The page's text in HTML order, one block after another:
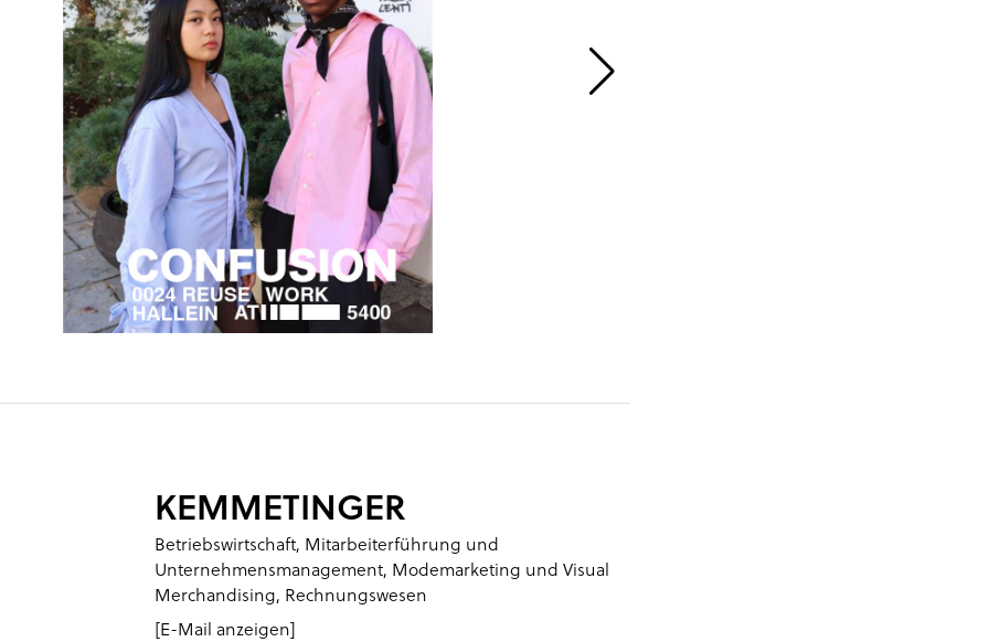
KEMMETINGER
Betriebswirtschaft, Mitarbeiterführung und
Unternehmensmanagement, Modemarketing und Visual
Merchandising, Rechnungswesen
[E-Mail anzeigen]